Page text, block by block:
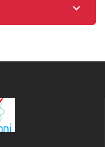
